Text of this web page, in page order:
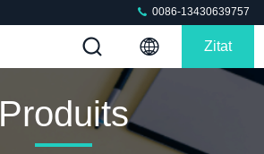
0086-13430639757
Zitat
Produits